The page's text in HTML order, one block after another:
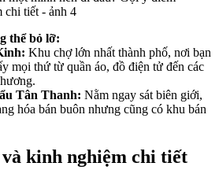
thể bỏ lỡ:
Khu chợ lớn nhất thành phố, nơi bạn
mọi thứ từ quần áo, đồ điện tử đến các
Tân Thanh: Nằm ngay sát biên giới,
hóa bán buôn nhưng cũng có khu bán
kinh nghiệm chi tiết